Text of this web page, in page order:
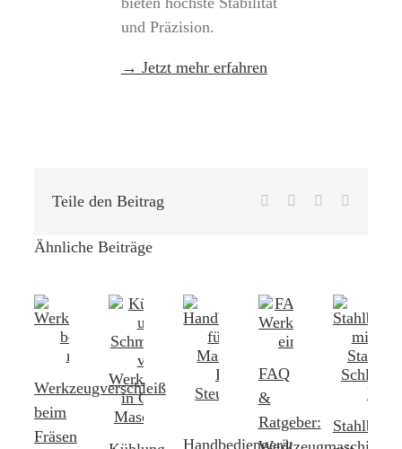
und Präzision.
→ Jetzt mehr erfahren
Teile den Beitrag FacebookLinkedInPinterest
Ähnliche Beiträge
Werkzeugverschleiß
beim
Fräsen
Handbediengerät
FAQ
&
Ratgeber: